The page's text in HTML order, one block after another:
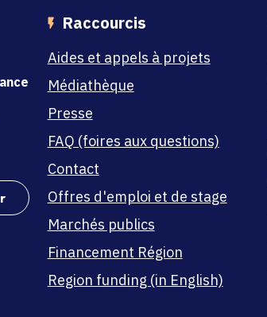
Raccourcis
Aides et appels à projets
Médiathèque
Presse
FAQ (foires aux questions)
Contact
Offres d'emploi et de stage
Marchés publics
Financement Région
Region funding (in English)